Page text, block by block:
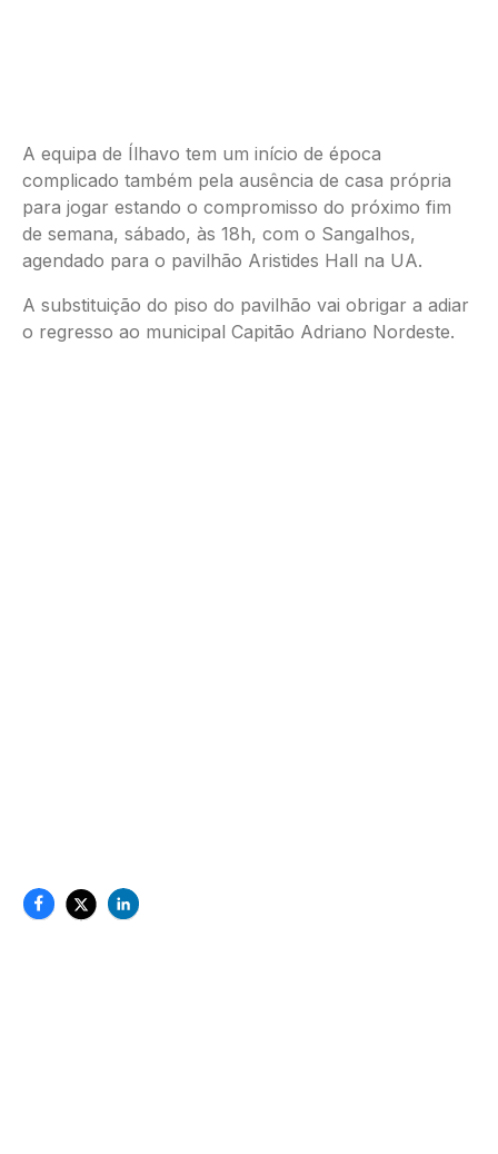
A equipa de Ílhavo tem um início de época
complicado também pela ausência de casa própria
para jogar estando o compromisso do próximo fim
de semana, sábado, às 18h, com o Sangalhos,
agendado para o pavilhão Aristides Hall na UA.
A substituição do piso do pavilhão vai obrigar a adiar
o regresso ao municipal Capitão Adriano Nordeste.